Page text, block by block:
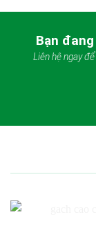
Bạn
Liên hệ ngay